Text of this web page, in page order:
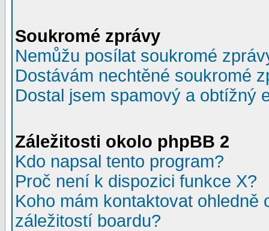
Soukromé zprávy
Nemůžu posílat soukromé
Dostávám nechtěné soukromé
Dostal jsem spamový a obtížný
Záležitosti okolo phpBB 2
Kdo napsal tento program?
Proč není k dispozici funkce X?
Koho mám kontaktovat
záležitostí boardu?